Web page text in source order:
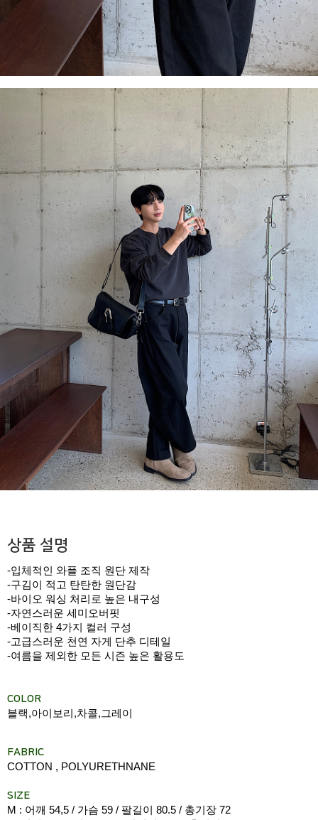
상품 설명
-입체적인 와플 조직 원단 제작
-구김이 적고 탄탄한 원단감
-바이오 워싱 처리로 높은 내구성
-자연스러운 세미오버핏
-베이직한 4가지 컬러 구성
-고급스러운 천연 자게 단추 디테일
-여름을 제외한 모든 시즌 높은 활용도
COLOR
블랙,아이보리,차콜,그레이
FABRIC
COTTON , POLYURETHNANE
SIZE
M : 어깨 54,5 / 가슴 59 / 팔길이 80.5 / 총기장 72